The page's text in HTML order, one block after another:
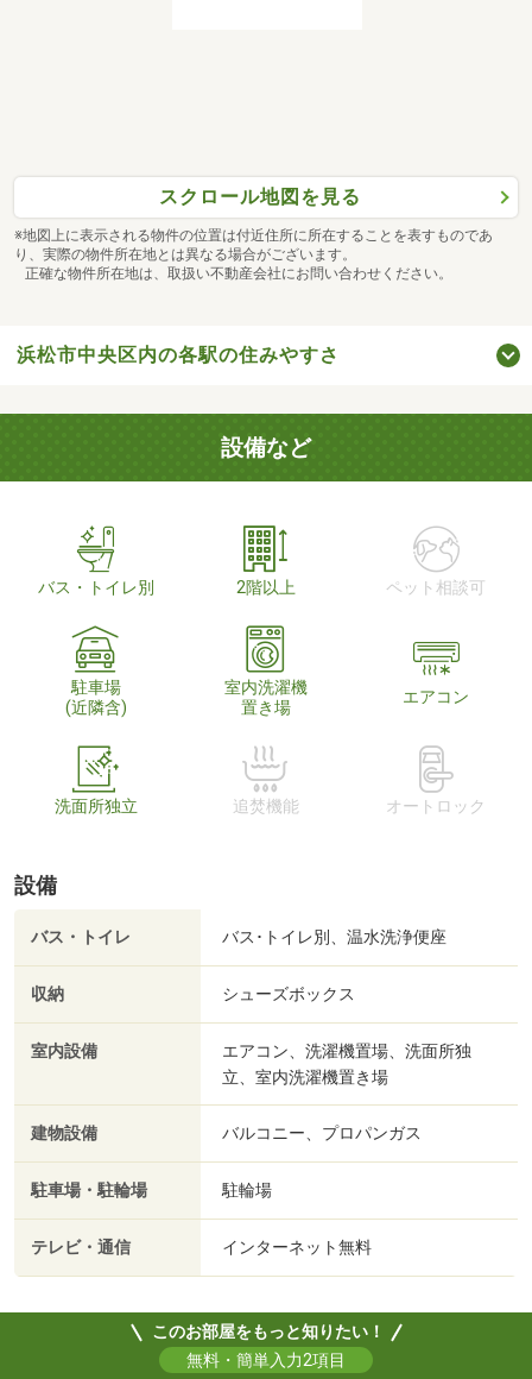
スクロール地図を見る
※地図上に表示される物件の位置は付近住所に所在することを表すものであ
り、実際の物件所在地とは異なる場合がございます。
正確な物件所在地は、取扱い不動産会社にお問い合わせください。
浜松市中央区内の各駅の住みやすさ
設備など
バス・トイレ別 2階以上 ペット相談可
駐車場
(近隣含)
室内洗濯機
置き場
エアコン
洗面所独立 追焚機能 オートロック
設備
バス・トイレ バス･トイレ別、温水洗浄便座
収納 シューズボックス
室内設備
エアコン、洗濯機置場、洗面所独
立、室内洗濯機置き場
建物設備 バルコニー、プロパンガス
駐車場・駐輪場 駐輪場
テレビ・通信 インターネット無料
このお部屋をもっと知りたい！
無料・簡単入力2項目